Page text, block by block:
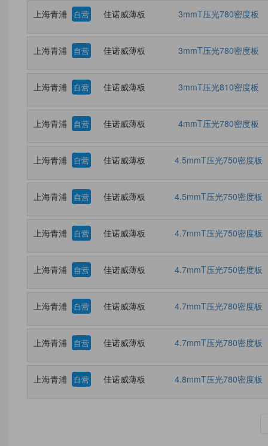
上海青浦 自营 佳诺威薄板 3mmT压光780密度板
上海青浦 自营 佳诺威薄板 3mmT压光780密度板
上海青浦 自营 佳诺威薄板 3mmT压光810密度板
上海青浦 自营 佳诺威薄板 4mmT压光780密度板
上海青浦 自营 佳诺威薄板 4.5mmT压光750密度板
上海青浦 自营 佳诺威薄板 4.5mmT压光750密度板
上海青浦 自营 佳诺威薄板 4.7mmT压光750密度板
上海青浦 自营 佳诺威薄板 4.7mmT压光750密度板
上海青浦 自营 佳诺威薄板 4.7mmT压光780密度板
上海青浦 自营 佳诺威薄板 4.7mmT压光780密度板
上海青浦 自营 佳诺威薄板 4.8mmT压光780密度板